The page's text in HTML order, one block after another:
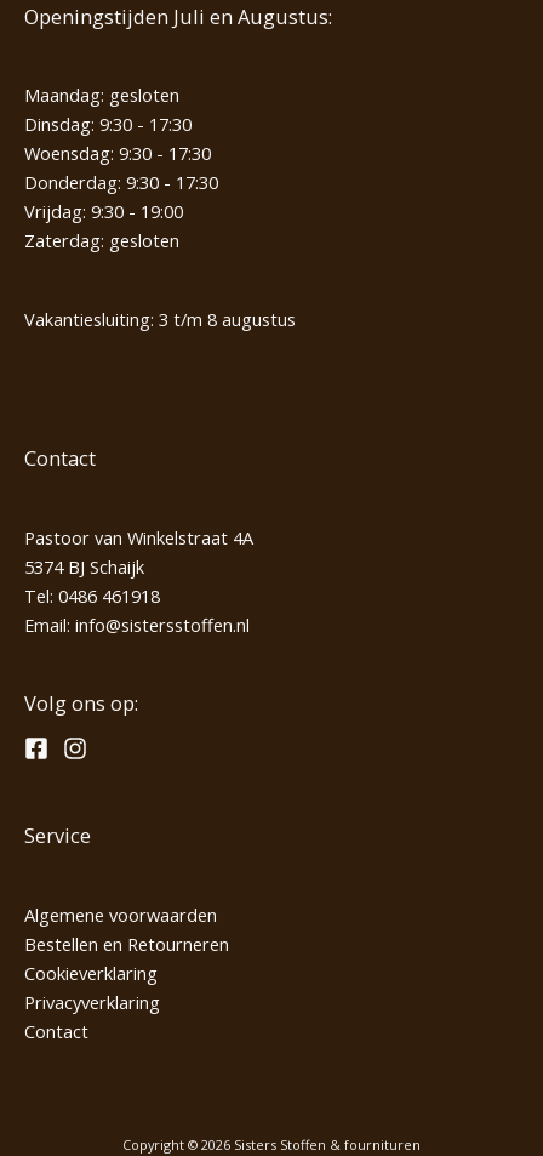
Openingstijden Juli en Augustus:
Maandag: gesloten
Dinsdag: 9:30 - 17:30
Woensdag: 9:30 - 17:30
Donderdag: 9:30 - 17:30
Vrijdag: 9:30 - 19:00
Zaterdag: gesloten
Vakantiesluiting: 3 t/m 8 augustus
Contact
Pastoor van Winkelstraat 4A
5374 BJ Schaijk
Tel: 0486 461918
Email: info@sistersstoffen.nl
Volg ons op:
Service
Algemene voorwaarden
Bestellen en Retourneren
Cookieverklaring
Privacyverklaring
Contact
Copyright © 2026 Sisters Stoffen & fournituren